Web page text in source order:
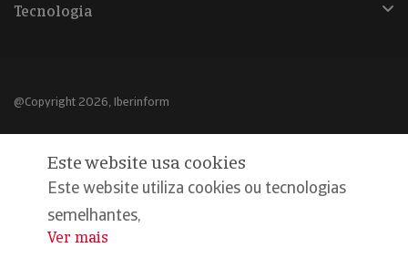
Tecnologia
@Copyright 2026, Iberinform
Declaração de privacidade
Compromisso qualidade e segurança
Este website usa cookies
Este website utiliza cookies ou tecnologias
semelhantes,
...
Ver mais